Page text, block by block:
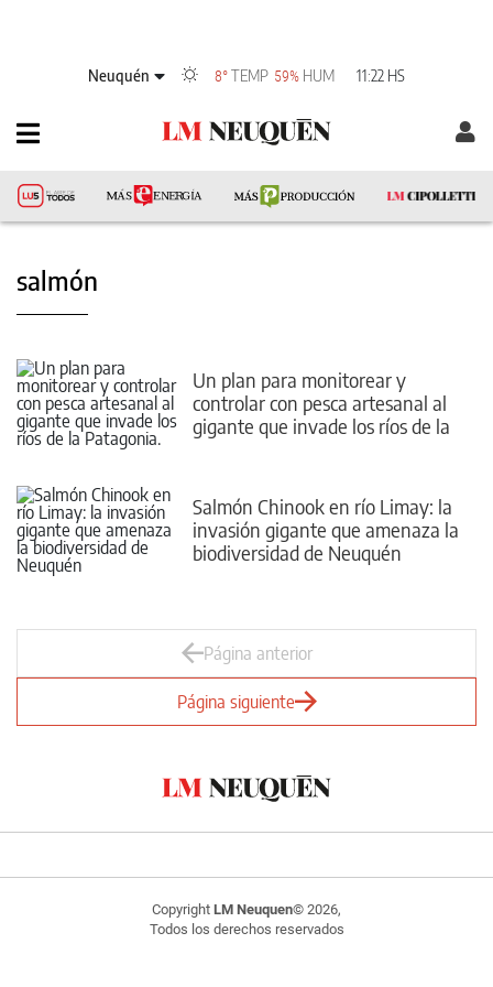
Neuquén 8°TEMP 59% HUM 11:22 HS
salmón
Un plan para monitorear y
controlar con pesca artesanal al
gigante que invade los ríos de la
Salmón Chinook en río Limay: la
invasión gigante que amenaza la
biodiversidad de Neuquén
Página anterior
Página siguiente
Copyright LM Neuquen© 2026,
Todos los derechos reservados